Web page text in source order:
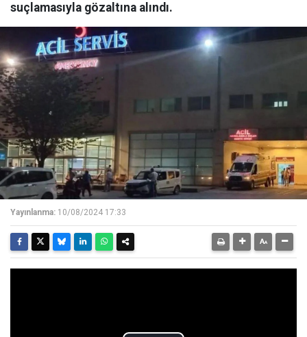
suçlamasıyla gözaltına alındı.
Yayınlanma: 10/08/2024 17:33